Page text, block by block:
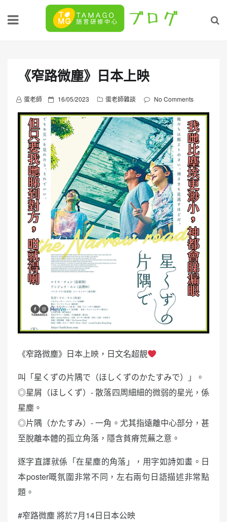
《窄路微塵》日本上映
蛋老師
P
o
s
t
e
d
o
16/05/2023 蛋老師雜談 No Comments
《窄路微塵》日本上映，日文名超靚
叫「星くずの片隅で（ほしくずのかたすみで）」。
◎星屑（ほしくず）- 散落四周細細的微弱的星光，係
星塵。
◎片隅（かたすみ）- 一角。尤其指遠離中心部分，甚
至脫離本體的孤立角落，隱含貧瘠荒蕪之意。
逐字直譯就係「在星塵的角落」，用字如詩如畫。日
本poster嘅氛圍非常不同，左右兩句日語描述非常點
題。
#窄路微塵 將於7月14日日本公映